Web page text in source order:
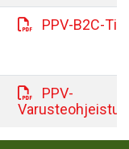
PPV-B2C-
PPV-